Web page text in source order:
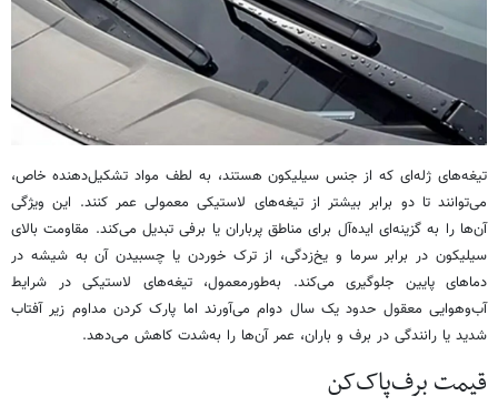
تیغه‌های ژله‌ای که از جنس سیلیکون هستند، به لطف مواد تشکیل‌دهنده خاص،
می‌توانند تا دو برابر بیشتر از تیغه‌های لاستیکی معمولی عمر کنند. این ویژگی
آن‌ها را به گزینه‌ای ایده‌آل برای مناطق پرباران یا برفی تبدیل می‌کند. مقاومت بالای
سیلیکون در برابر سرما و یخ‌زدگی، از ترک خوردن یا چسبیدن آن به شیشه در
دماهای پایین جلوگیری می‌کند. به‌طورمعمول، تیغه‌های لاستیکی در شرایط
آب‌وهوایی معقول حدود یک سال دوام می‌آورند اما پارک کردن مداوم زیر آفتاب
شدید یا رانندگی در برف و باران، عمر آن‌ها را به‌شدت کاهش می‌دهد.
قیمت برف‌پاک‌کن